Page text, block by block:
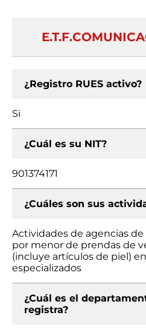
¿Registro RUES activo?
Si
¿Cuál es su NIT?
901374171
¿Cuáles son sus
Actividades de agencias
por menor de prendas de
(incluye artículos de piel)
especializados
¿Cuál es el
registra?